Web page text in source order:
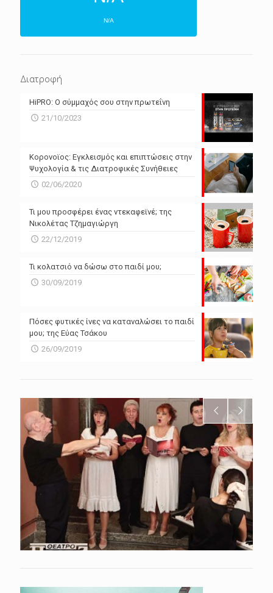
N/A
N/A
Powered by Forecast.io
Διατροφή
HiPRO: Ο σύμμαχός σου στην πρωτεΐνη
21/10/2023
Κορονοϊος: Εγκλεισμός και επιπτώσεις στην
Ψυχολογία & τις Διατροφικές Συνήθειες
02/06/2020
Τι μου προσφέρει ένας ντεκαφεϊνέ; της
Νικολέτας Τζημαγιώργη
22/12/2019
Τι κολατσιό να δώσω στο παιδί μου;
30/09/2019
Πόσες φυτικές ίνες να καταναλώσει το παιδί
μου; της Εύας Τσάκου
26/09/2019